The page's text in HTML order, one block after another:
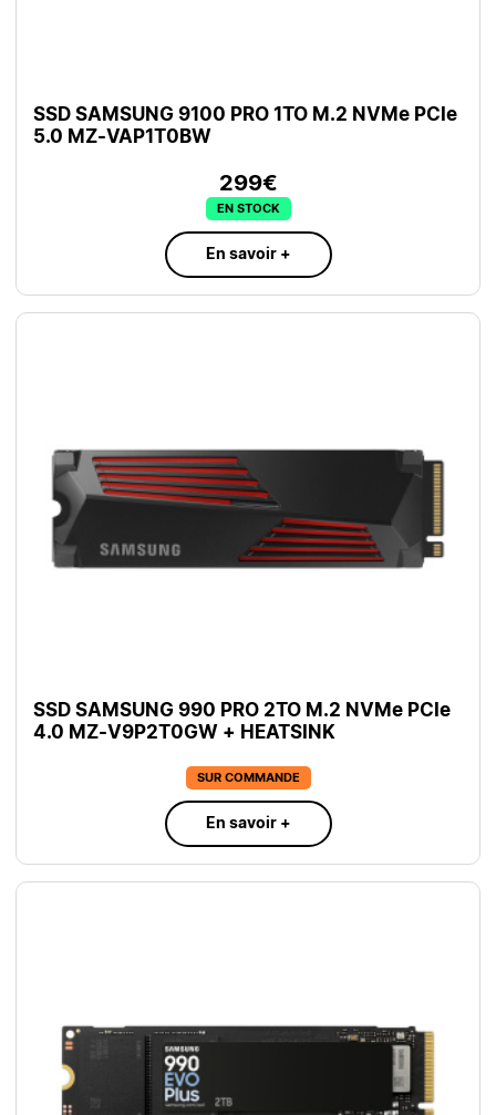
SSD SAMSUNG 9100 PRO 1TO M.2 NVMe PCIe
5.0 MZ-VAP1T0BW
299€
EN STOCK
En savoir +
SSD SAMSUNG 990 PRO 2TO M.2 NVMe PCIe
4.0 MZ-V9P2T0GW + HEATSINK
SUR COMMANDE
En savoir +